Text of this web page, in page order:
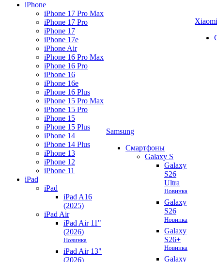
iPhone
iPhone 17 Pro Max
iPhone 17 Pro
iPhone 17
iPhone 17e
iPhone Air
iPhone 16 Pro Max
iPhone 16 Pro
iPhone 16
iPhone 16e
iPhone 16 Plus
iPhone 15 Pro Max
iPhone 15 Pro
iPhone 15
iPhone 15 Plus
iPhone 14
iPhone 14 Plus
iPhone 13
iPhone 12
iPhone 11
iPad
iPad
iPad A16
(2025)
iPad Air
iPad Air 11"
(2026)
Новинка
iPad Air 13"
(2026)
Samsung
Смартфоны
Galaxy S
Galaxy
S26
Ultra
Новинка
Galaxy
S26
Новинка
Galaxy
S26+
Новинка
Galaxy
Xiaomi